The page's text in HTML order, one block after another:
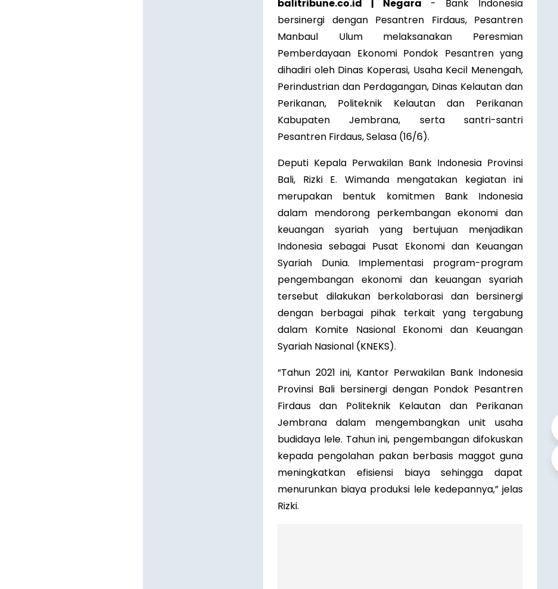
balitribune.co.id | Negara - Bank Indonesia
bersinergi dengan Pesantren Firdaus, Pesantren
Manbaul Ulum melaksanakan Peresmian
Pemberdayaan Ekonomi Pondok Pesantren yang
dihadiri oleh Dinas Koperasi, Usaha Kecil Menengah,
Perindustrian dan Perdagangan, Dinas Kelautan dan
Perikanan, Politeknik Kelautan dan Perikanan
Kabupaten Jembrana, serta santri-santri
Pesantren Firdaus, Selasa (16/6).
Deputi Kepala Perwakilan Bank Indonesia Provinsi
Bali, Rizki E. Wimanda mengatakan kegiatan ini
merupakan bentuk komitmen Bank Indonesia
dalam mendorong perkembangan ekonomi dan
keuangan syariah yang bertujuan menjadikan
Indonesia sebagai Pusat Ekonomi dan Keuangan
Syariah Dunia. Implementasi program-program
pengembangan ekonomi dan keuangan syariah
tersebut dilakukan berkolaborasi dan bersinergi
dengan berbagai pihak terkait yang tergabung
dalam Komite Nasional Ekonomi dan Keuangan
Syariah Nasional (KNEKS).
“Tahun 2021 ini, Kantor Perwakilan Bank Indonesia
Provinsi Bali bersinergi dengan Pondok Pesantren
Firdaus dan Politeknik Kelautan dan Perikanan
Jembrana dalam mengembangkan unit usaha
budidaya lele. Tahun ini, pengembangan difokuskan
kepada pengolahan pakan berbasis maggot guna
meningkatkan efisiensi biaya sehingga dapat
menurunkan biaya produksi lele kedepannya,” jelas
Rizki.